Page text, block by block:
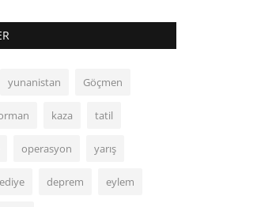
yunanistan Göçmen
kaza tatil
operasyon yarış
deprem eylem